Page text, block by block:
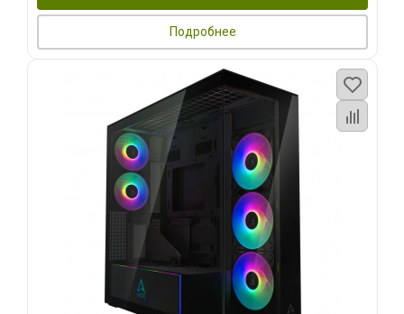
Подробнее